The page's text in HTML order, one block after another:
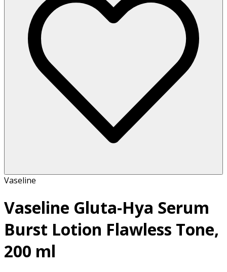
Vaseline
Vaseline Gluta-Hya Serum
Burst Lotion Flawless Tone,
200 ml